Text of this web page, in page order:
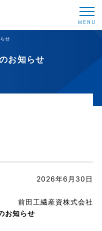
MENU
せ
お知らせ
2026年6月30日
前田工繊産資株式会社
お知らせ